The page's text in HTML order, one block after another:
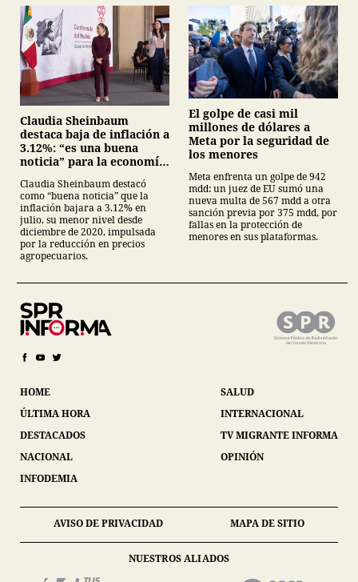
Claudia Sheinbaum
destaca baja de inflación a
3.12%: “es una buena
noticia” para la economía
Claudia Sheinbaum destacó
como “buena noticia” que la
inflación bajara a 3.12% en
julio, su menor nivel desde
diciembre de 2020, impulsada
por la reducción en precios
agropecuarios.
El golpe de casi mil
millones de dólares a
Meta por la seguridad de
los menores
Meta enfrenta un golpe de 942
mdd: un juez de EU sumó una
nueva multa de 567 mdd a otra
sanción previa por 375 mdd, por
fallas en la protección de
menores en sus plataformas.
HOME
ÚLTIMA HORA
DESTACADOS
NACIONAL
INFODEMIA
SALUD
INTERNACIONAL
TV MIGRANTE INFORMA
OPINIÓN
AVISO DE PRIVACIDAD MAPA DE SITIO
NUESTROS ALIADOS